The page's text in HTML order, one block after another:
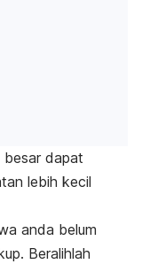
besar dapat
lebih kecil
anda belum
Beralihlah